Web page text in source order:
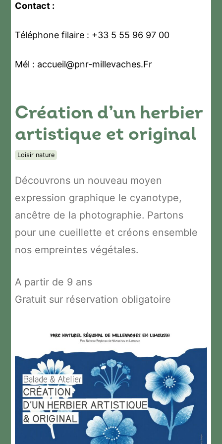
Contact :
Téléphone filaire : +33 5 55 96 97 00
Mél : accueil@pnr-millevaches.Fr
Création d’un herbier
artistique et original
Loisir nature
Découvrons un nouveau moyen
expression graphique le cyanotype,
ancêtre de la photographie. Partons
pour une cueillette et créons ensemble
nos empreintes végétales.
A partir de 9 ans
Gratuit sur réservation obligatoire